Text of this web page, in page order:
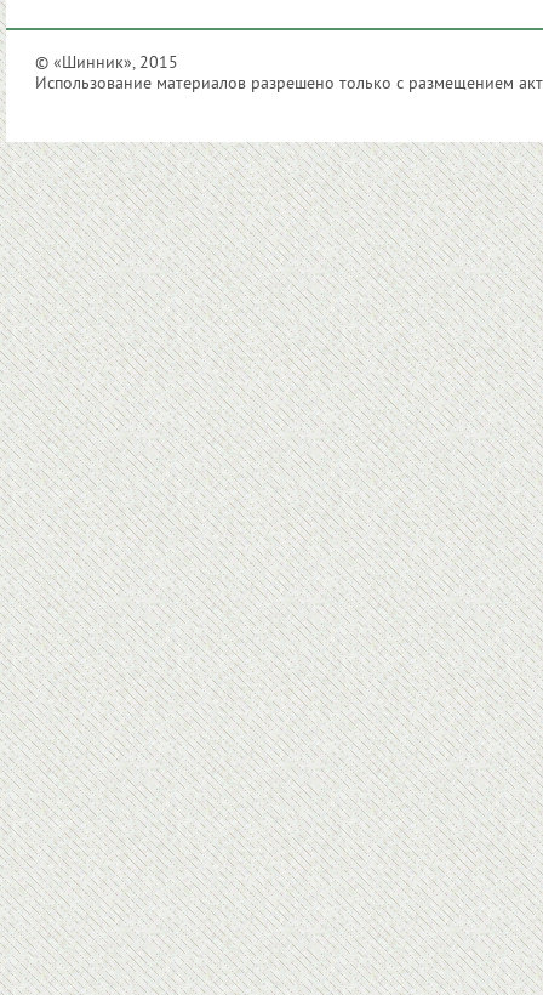
© «Шинник», 2015
Использование материалов разрешено только с размещением